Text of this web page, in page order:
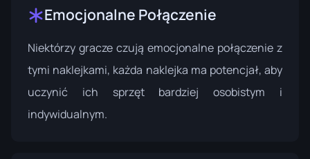
Emocjonalne Połączenie
Niektórzy gracze czują emocjonalne połączenie z
tymi naklejkami, każda naklejka ma potencjał, aby
uczynić ich sprzęt bardziej osobistym i
indywidualnym.